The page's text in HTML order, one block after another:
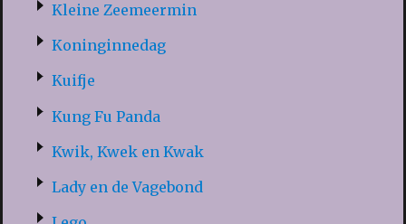
Kleine Zeemeermin
Koninginnedag
Kuifje
Kung Fu Panda
Kwik, Kwek en Kwak
Lady en de Vagebond